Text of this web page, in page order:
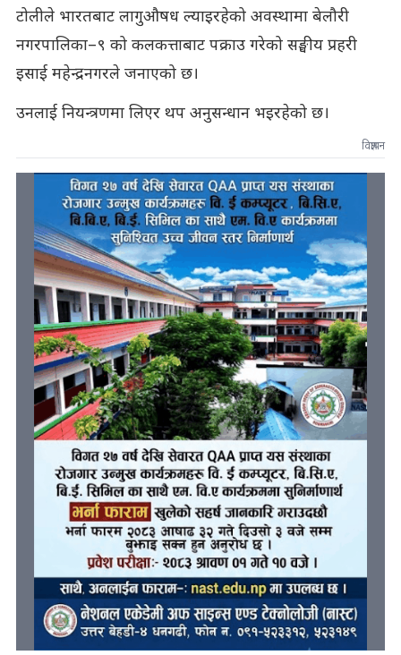
टोलीले भारतबाट लागुऔषध ल्याइरहेको अवस्थामा बेलौरी
नगरपालिका–९ को कलकत्ताबाट पक्राउ गरेको सङ्घीय प्रहरी
इसाई महेन्द्रनगरले जनाएको छ।
उनलाई नियन्त्रणमा लिएर थप अनुसन्धान भइरहेको छ।
विज्ञापन